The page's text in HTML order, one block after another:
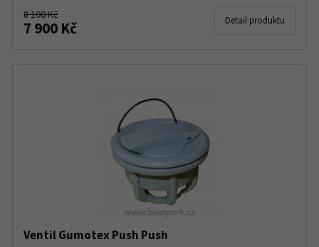
8 100 Kč
7 900 Kč Detail produktu
Ventil Gumotex Push Push